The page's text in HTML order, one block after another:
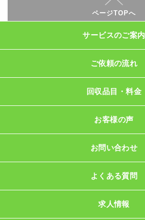
ページTOPへ
サービスのご案内
ご依頼の流れ
回収品目・料金
お客様の声
お問い合わせ
よくある質問
求人情報